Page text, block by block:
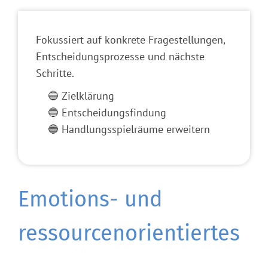
Fokussiert auf konkrete Fragestellungen,
Entscheidungsprozesse und nächste
Schritte.
🔵 Zielklärung
🔵 Entscheidungsfindung
🔵 Handlungsspielräume erweitern
Emotions- und
ressourcenorientiertes